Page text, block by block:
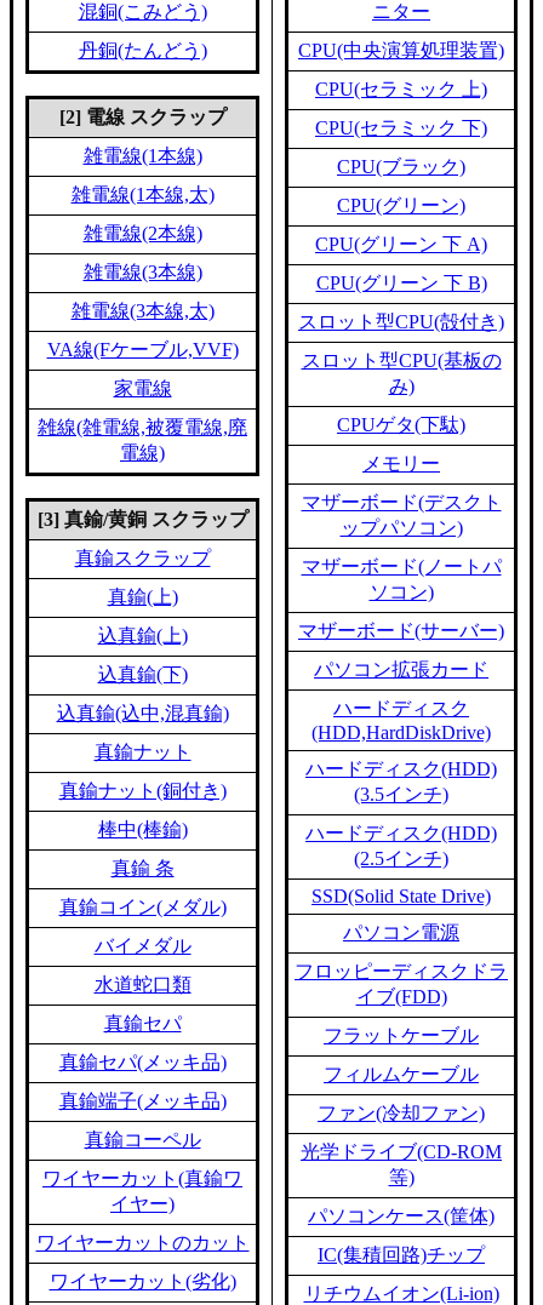
混銅(こみどう)
丹銅(たんどう)
[2] 電線 スクラップ
雑電線(1本線)
雑電線(1本線,太)
雑電線(2本線)
雑電線(3本線)
雑電線(3本線,太)
VA線(Fケーブル,VVF)
家電線
雑線(雑電線,被覆電線,廃
電線)
[3] 真鍮/黄銅 スクラップ
真鍮スクラップ
真鍮(上)
込真鍮(上)
込真鍮(下)
込真鍮(込中,混真鍮)
真鍮ナット
真鍮ナット(銅付き)
棒中(棒鍮)
真鍮 条
真鍮コイン(メダル)
バイメダル
水道蛇口類
真鍮セパ
真鍮セパ(メッキ品)
真鍮端子(メッキ品)
真鍮コーペル
ワイヤーカット(真鍮ワ
イヤー)
ワイヤーカットのカット
ワイヤーカット(劣化)
ニター
CPU(中央演算処理装置)
CPU(セラミック 上)
CPU(セラミック 下)
CPU(ブラック)
CPU(グリーン)
CPU(グリーン 下 A)
CPU(グリーン 下 B)
スロット型CPU(殻付き)
スロット型CPU(基板の
み)
CPUゲタ(下駄)
メモリー
マザーボード(デスクト
ップパソコン)
マザーボード(ノートパ
ソコン)
マザーボード(サーバー)
パソコン拡張カード
ハードディスク
(HDD,HardDiskDrive)
ハードディスク(HDD)
(3.5インチ)
ハードディスク(HDD)
(2.5インチ)
SSD(Solid State Drive)
パソコン電源
フロッピーディスクドラ
イブ(FDD)
フラットケーブル
フィルムケーブル
ファン(冷却ファン)
光学ドライブ(CD-ROM
等)
パソコンケース(筐体)
IC(集積回路)チップ
リチウムイオン(Li-ion)